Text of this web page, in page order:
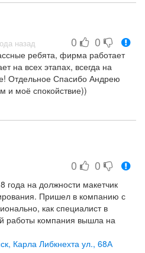
сотрудникам здесь работать
труда, отлично
между различного
костяк коллектива,
на хороший лад в студии.
вопросов и проблем, как
обратная связь от
чтобы люди понимали
стремились к их
волне. Ещё есть
для каждого. Хотелось бы
так как от качественной
а чем выше оплата
будут задумываться об
стараться по полной для
назад 0 0
ребята, фирма работает
на всех этапах, всегда на
Отдельное Спасибо Андрею
и моё спокойствие))
0 0
года на должности макетчик
Пришел в компанию с
как специалист в
работы компания вышла на
производства. Я как растущий
вместе с компанией.
Карла Либкнехта ул., 68А